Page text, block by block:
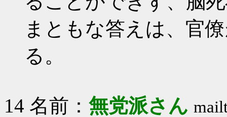
まともな答えは、官
る。
14 名前： 無党派さん